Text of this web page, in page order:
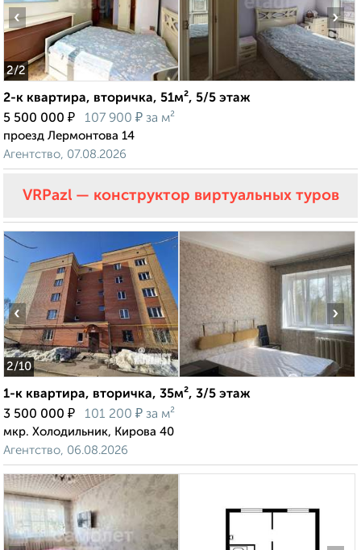
2/2
‹ ›
2-к квартира, вторичка, 51м², 5/5 этаж
5 500 000 ₽ 107 900 ₽ за м²
проезд Лермонтова 14
Агентство, 07.08.2026
VRPazl — конструктор виртуальных туров
2/10
‹ ›
1-к квартира, вторичка, 35м², 3/5 этаж
3 500 000 ₽ 101 200 ₽ за м²
мкр. Холодильник, Кирова 40
Агентство, 06.08.2026